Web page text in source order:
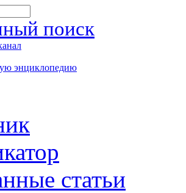
поиск
энциклопедию
статьи